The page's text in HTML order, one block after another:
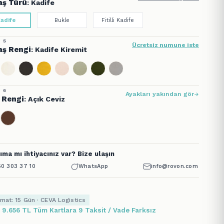
Türü: Kadife
Bukle Fitilli Kadife
5
Rengi: Kadife Kiremit
Ücretsiz numune iste
6
: Açık Ceviz
Ayakları yakından gör
mı ihtiyacınız var? Bize ulaşın
303 37 10 WhatsApp info@rovon.com
15 Gün · CEVA Logistics
9.656 TL Tüm Kartlara 9 Taksit / Vade Farksız